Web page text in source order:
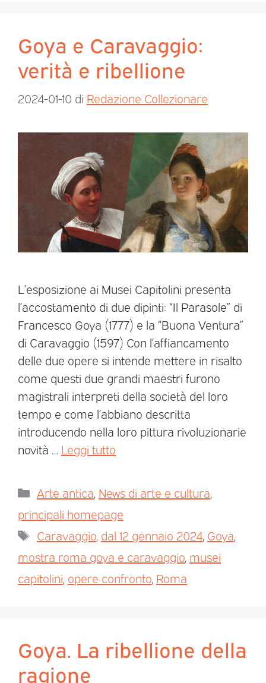
Goya e Caravaggio:
verità e ribellione
2024-01-10 di Redazione Collezionare
L’esposizione ai Musei Capitolini presenta
l’accostamento di due dipinti: “Il Parasole” di
Francesco Goya (1777) e la “Buona Ventura”
di Caravaggio (1597) Con l’affiancamento
delle due opere si intende mettere in risalto
come questi due grandi maestri furono
magistrali interpreti della società del loro
tempo e come l’abbiano descritta
introducendo nella loro pittura rivoluzionarie
novità … Leggi tutto
Arte antica News di arte e cultura
principali homepage
Caravaggio dal 12 gennaio 2024 Goya
mostra roma goya e caravaggio musei
capitolini opere confronto Roma
Goya. La ribellione della
ragione